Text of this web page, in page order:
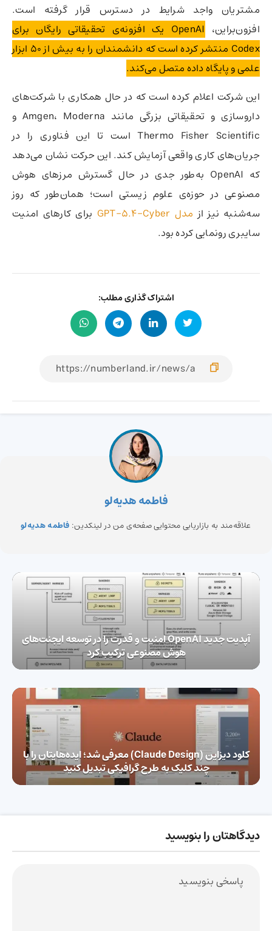
مشتریان واجد شرایط در دسترس قرار گرفته است.
افزون‌براین،
OpenAI یک افزونه‌ی تحقیقاتی رایگان برای
Codex منتشر کرده است که دانشمندان را به بیش از ۵۰ ابزار
علمی و پایگاه داده متصل می‌کند.
این شرکت اعلام کرده است که در حال همکاری با شرکت‌های
داروسازی و تحقیقاتی بزرگی مانند Amgen، Moderna و
Thermo Fisher Scientific است تا این فناوری را در
جریان‌های کاری واقعی آزمایش کند. این حرکت نشان می‌دهد
که OpenAI به‌طور جدی در حال گسترش مرزهای هوش
مصنوعی در حوزه‌ی علوم زیستی است؛ همان‌طور که روز
سه‌شنبه نیز از مدل GPT-5.4-Cyber
برای کارهای امنیت
سایبری رونمایی کرده بود.
اشتراک گذاری مطلب:
فاطمه هدیه‌لو
علاقه‌مند به بازاریابی محتوایی صفحه‌ی من در لینکدین: فاطمه هدیه‌لو
آپدیت جدید OpenAI امنیت و قدرت را در توسعه ایجنت‌های
هوش مصنوعی ترکیب کرد
کلود دیزاین (Claude Design) معرفی شد؛ ایده‌هایتان را با
چند کلیک به طرح گرافیکی تبدیل کنید
دیدگاهتان را بنویسید